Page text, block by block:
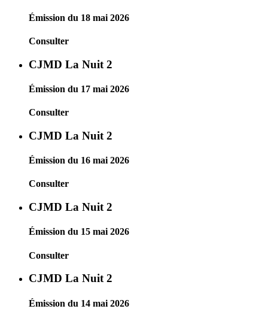
Émission du 18 mai 2026
Consulter
CJMD La Nuit 2
Émission du 17 mai 2026
Consulter
CJMD La Nuit 2
Émission du 16 mai 2026
Consulter
CJMD La Nuit 2
Émission du 15 mai 2026
Consulter
CJMD La Nuit 2
Émission du 14 mai 2026